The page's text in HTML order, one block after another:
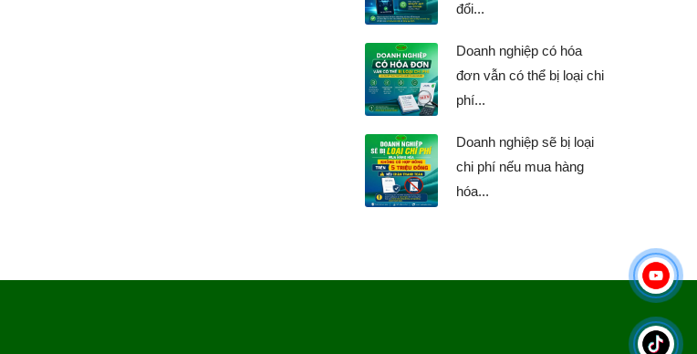
đổi...
Doanh nghiệp có hóa
đơn vẫn có thể bị loại chi
phí...
Doanh nghiệp sẽ bị loại
chi phí nếu mua hàng
hóa...